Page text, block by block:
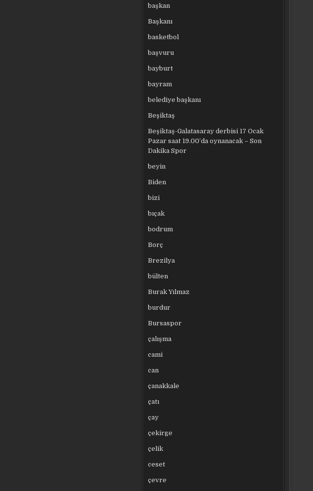
başkan
Başkanı
basketbol
başvuru
bayburt
bayram
belediye başkanı
Beşiktaş
Beşiktaş-Galatasaray derbisi 17 Ocak
Pazar saat 19.00’da oynanacak – Son
Dakika Spor
beyin
Biden
bizi
bıçak
bodrum
Borç
Brezilya
bülten
Burak Yılmaz
burdur
Bursaspor
çalışma
cami
can
çanakkale
çatı
çay
çekirge
çelik
ceset
çevre